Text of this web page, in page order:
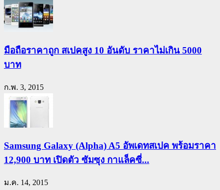
มือถือราคาถูก สเปคสูง 10 อันดับ ราคาไม่เกิน 5000
บาท
ก.พ. 3, 2015
Samsung Galaxy (Alpha) A5 อัพเดทสเปค พร้อมราคา
12,900 บาท เปิดตัว ซัมซุง กาแล็คซี่...
ม.ค. 14, 2015